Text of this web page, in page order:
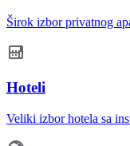
Širok izbor privatnog
Hoteli
Veliki izbor hotela sa